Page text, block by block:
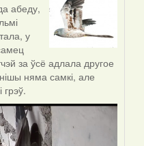
абеду,
у
за ўсё адлала другое
няма самкі, але
грэў.